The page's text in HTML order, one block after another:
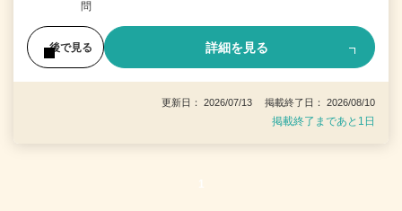
問
後で見る 詳細を見る
更新日： 2026/07/13 掲載終了日： 2026/08/10
掲載終了まであと1日
1